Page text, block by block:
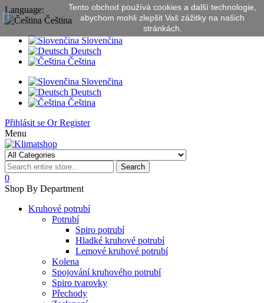
Tento obchod používá cookies a další technologie,
abychom mohli zlepšit Vaš zážitky na našich
stránkách.
Language:
Čeština
Slovenčina
Deutsch
Čeština
Slovenčina
Deutsch
Čeština
Přihlásit se OrRegister
Menu
Search
0
Shop By Department
Kruhové potrubí
Potrubí
Spiro potrubí
Hladké kruhové potrubí
Lemové kruhové potrubí
Kolena
Spojování kruhového potrubí
Spiro tvarovky
Přechody